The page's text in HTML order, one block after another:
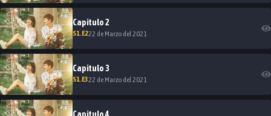
Capitulo2
S1.E222 de Marzo del 2021
Capitulo3
S1.E322 de Marzo del 2021